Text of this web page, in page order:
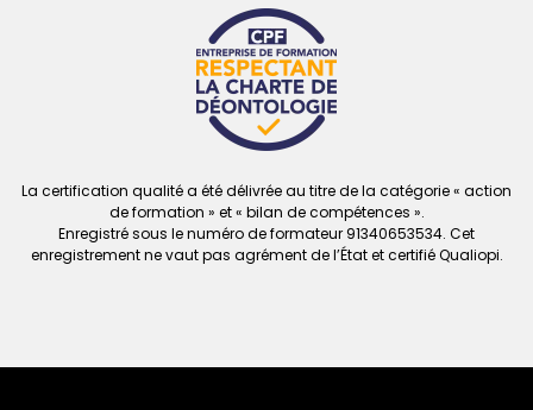
La certification qualité a été délivrée au titre de la catégorie « action
de formation » et « bilan de compétences ».
Enregistré sous le numéro de formateur 91340653534. Cet
enregistrement ne vautpas agrément de l’État et certifié Qualiopi.